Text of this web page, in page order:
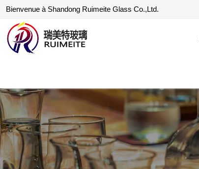
Bienvenue à Shandong Ruimeite Glass Co.,Ltd.